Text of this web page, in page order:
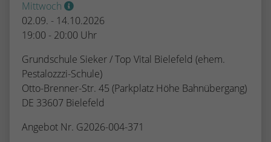
Mittwoch
02.09. - 14.10.2026
19:00 - 20:00 Uhr
Grundschule Sieker / Top Vital Bielefeld (ehem.
Pestalozzzi-Schule)
Otto-Brenner-Str. 45 (Parkplatz Höhe Bahnübergang)
DE 33607 Bielefeld
Angebot Nr. G2026-004-371